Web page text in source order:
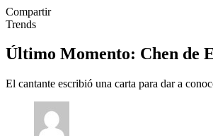
Compartir
Trends
Último Momento: Chen de
El cantante escribió una carta para dar a